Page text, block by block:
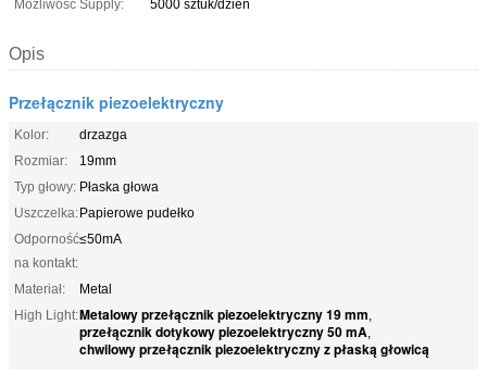
Możliwość Supply:
5000 sztuk/dzień
Opis
Przełącznik piezoelektryczny
Kolor:
drzazga
Rozmiar:
19mm
Typ głowy: Płaska głowa
Uszczelka:Papierowe pudełko
Odporność
na kontakt:
≤50mA
Materiał:
Metal
High Light:Metalowy przełącznik piezoelektryczny 19 mm,
przełącznik dotykowy piezoelektryczny 50 mA,
chwilowy przełącznik piezoelektryczny z płaską głowicą